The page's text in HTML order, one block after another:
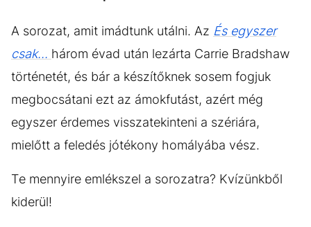
A sorozat, amit imádtunk utálni. Az És egyszer
csak... három évad után lezárta Carrie Bradshaw
történetét, és bár a készítőknek sosem fogjuk
megbocsátani ezt az ámokfutást, azért még
egyszer érdemes visszatekinteni a szériára,
mielőtt a feledés jótékony homályába vész.
Te mennyire emlékszel a sorozatra? Kvízünkből
kiderül!